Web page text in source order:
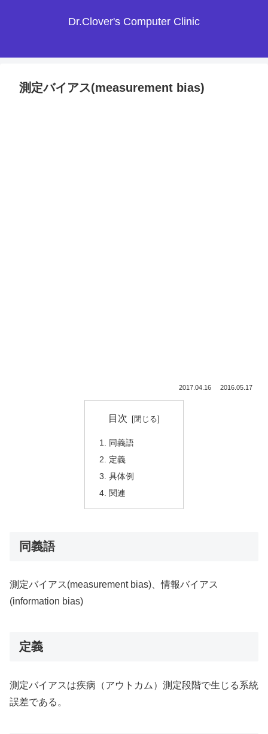
Dr.Clover's Computer Clinic
測定バイアス(measurement bias)
2017.04.16 2016.05.17
目次
同義語
定義
具体例
関連
同義語
測定バイアス(measurement bias)、情報バイアス
(information bias)
定義
測定バイアスは疾病（アウトカム）測定段階で生じる系統
誤差である。